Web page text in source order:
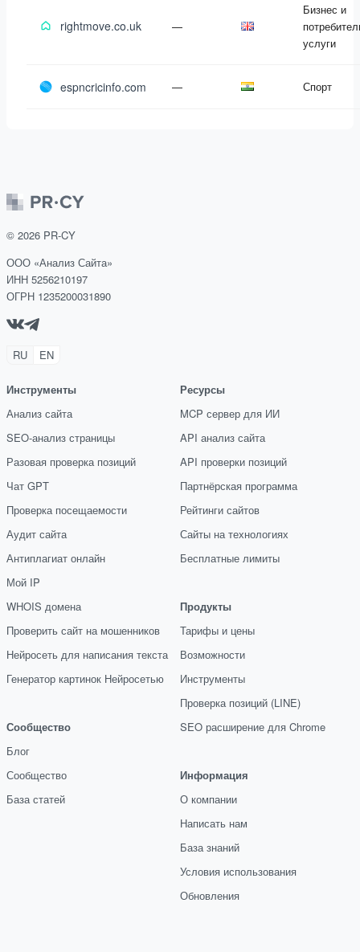
rightmove.co.uk —
Бизнес и
услуги
espncricinfo.com — Спорт
© 2026 PR-CY
ООО «Анализ Сайта»
ИНН 5256210197
ОГРН 1235200031890
RU EN
Инструменты
Анализ сайта
SEO-анализ страницы
Разовая проверка позиций
Чат GPT
Проверка посещаемости
Аудит сайта
Антиплагиат онлайн
Мой IP
WHOIS домена
Проверить сайт на мошенников
Нейросеть для написания текста
Генератор картинок Нейросетью
Сообщество
Блог
Сообщество
База статей
Ресурсы
MCP сервер для ИИ
API анализ сайта
API проверки позиций
Партнёрская программа
Рейтинги сайтов
Сайты на технологиях
Бесплатные лимиты
Продукты
Тарифы и цены
Возможности
Инструменты
Проверка позиций (LINE)
SEO расширение для Chrome
Информация
О компании
Написать нам
База знаний
Условия использования
Обновления